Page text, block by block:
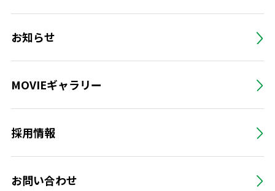
お知らせ
MOVIEギャラリー
採用情報
お問い合わせ